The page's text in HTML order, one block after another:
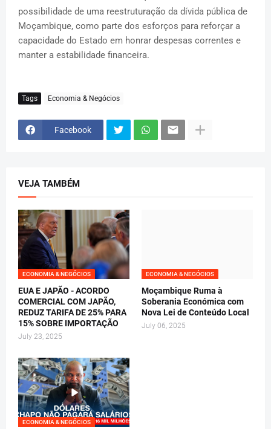
possibilidade de uma reestruturação da dívida pública de
Moçambique, como parte dos esforços para reforçar a
capacidade do Estado em honrar despesas correntes e
manter a estabilidade financeira.
Tags Economia & Negócios
Facebook
VEJA TAMBÉM
ECONOMIA & NEGÓCIOS
EUA E JAPÃO - ACORDO
COMERCIAL COM JAPÃO,
REDUZ TARIFA DE 25% PARA
15% SOBRE IMPORTAÇÃO
July 23, 2025
ECONOMIA & NEGÓCIOS
Moçambique Ruma à
Soberania Económica com
Nova Lei de Conteúdo Local
July 06, 2025
ECONOMIA & NEGÓCIOS